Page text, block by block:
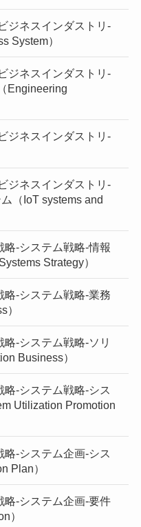
ジネスインダストリ-
System）
ジネスインダストリ-
Engineering
ジネスインダストリ-
ジネスインダストリ-
（IoT systems and
-システム戦略-情報
Strategy）
略-システム戦略-業務
-システム戦略-ソリ
Business）
-システム戦略-シス
Utilization Promotion
-システム企画-シス
Plan）
略-システム企画-要件
）